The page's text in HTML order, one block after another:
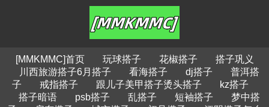
[MMKMMC]首页 玩球搭子 花椒搭子
搭子巩义
川西旅游搭子6月搭子
看海搭子 dj搭子
普洱搭
子
戒指搭子 跟儿子美甲搭子烫头搭子
kz搭子
搭子暗语
psb搭子 乱搭子 短袖搭子
梦中搭